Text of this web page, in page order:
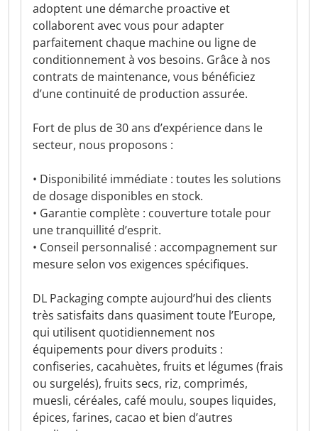
adoptent une démarche proactive et
collaborent avec vous pour adapter
parfaitement chaque machine ou ligne de
conditionnement à vos besoins. Grâce à nos
contrats de maintenance, vous bénéficiez
d’une continuité de production assurée.
Fort de plus de 30 ans d’expérience dans le
secteur, nous proposons :
• Disponibilité immédiate : toutes les solutions
de dosage disponibles en stock.
• Garantie complète : couverture totale pour
une tranquillité d’esprit.
• Conseil personnalisé : accompagnement sur
mesure selon vos exigences spécifiques.
DL Packaging compte aujourd’hui des clients
très satisfaits dans quasiment toute l’Europe,
qui utilisent quotidiennement nos
équipements pour divers produits :
confiseries, cacahuètes, fruits et légumes (frais
ou surgelés), fruits secs, riz, comprimés,
muesli, céréales, café moulu, soupes liquides,
épices, farines, cacao et bien d’autres